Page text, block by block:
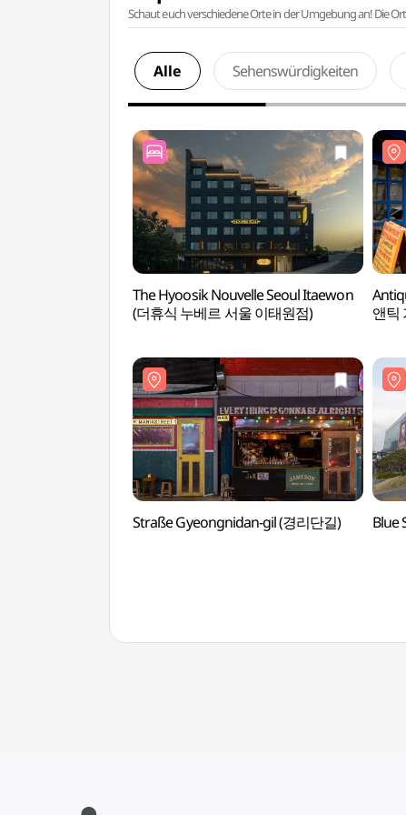
Schaut euch verschiedene Orte in der Umgebung an! Die
Alle Sehenswürdigkeiten
The Hyoosik Nouvelle Seoul Itaewon
(더휴식 누베르 서울 이태원점)
앤틱
Straße Gyeongnidan-gil (경리단길) Blue